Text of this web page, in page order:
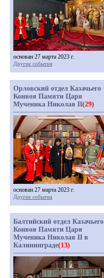
основан 27 марта 2023 г.
Другие события
Орловский отдел Казачьего
Конвоя Памяти Царя
Мученика Николая II(29)
основан 27 марта 2023 г.
Другие события
Балтийский отдел Казачьего
Конвоя Памяти Царя
Мученика Николая II в
Калининграде(13)